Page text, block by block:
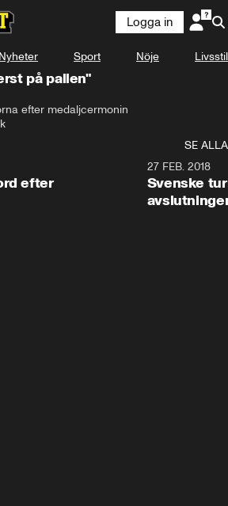
Logga in
Nyheter Sport Nöje Livsstil
på pallen"
efter medaljcermonin
SE ALLA
efter
27 FEB. 2018
Svenske